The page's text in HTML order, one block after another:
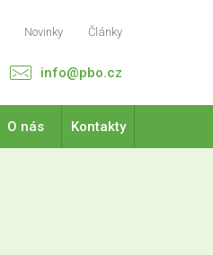
Novinky Články
info@pbo.cz
O nás Kontakty